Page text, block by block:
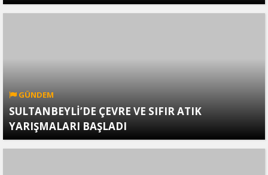
GÜNDEM
SULTANBEYLİ’DE ÇEVRE VE SIFIR ATIK
YARIŞMALARI BAŞLADI